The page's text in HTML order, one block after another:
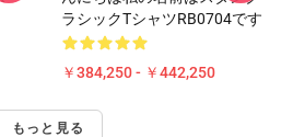
ラシックTシャツRB0704です
￥384,250 - ￥442,250
もっと見る